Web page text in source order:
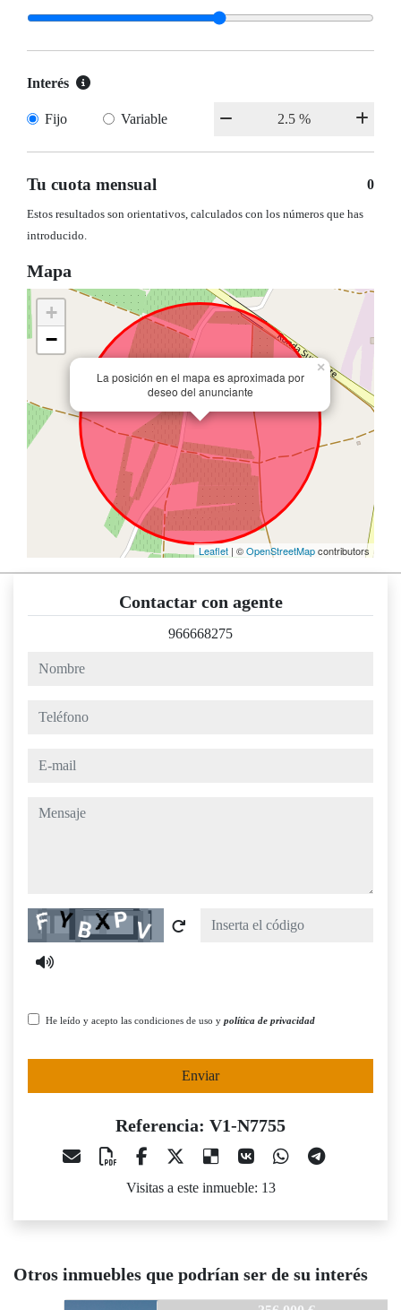
Interés
Fijo Variable
Tu cuota mensual 0
Estos resultados son orientativos, calculados con los números que has
introducido.
Mapa
La posición en el mapa es aproximada por
deseo del anunciante
×
+
−
Leaflet | ©OpenStreetMapcontributors
Contactar con agente
966668275
nombre
teléfono
e-mail
mensaje
Captcha
He leído y acepto las condiciones de uso y política de privacidad
Enviar
Referencia: V1-N7755
Visitas a este inmueble: 13
Otros inmuebles que podrían ser de su interés